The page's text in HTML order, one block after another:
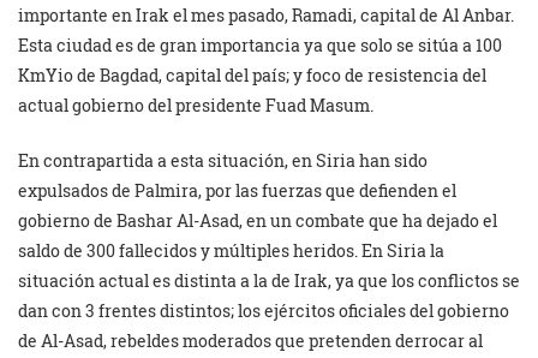
importante en Irak el mes pasado, Ramadi, capital de Al Anbar.
Esta ciudad es de gran importancia ya que solo se sitúa a 100
KmYio de Bagdad, capital del país; y foco de resistencia del
actual gobierno del presidente Fuad Masum.
En contrapartida a esta situación, en Siria han sido
expulsados de Palmira, por las fuerzas que defienden el
gobierno de Bashar Al-Asad, en un combate que ha dejado el
saldo de 300 fallecidos y múltiples heridos. En Siria la
situación actual es distinta a la de Irak, ya que los conflictos se
dan con 3 frentes distintos; los ejércitos oficiales del gobierno
de Al-Asad, rebeldes moderados que pretenden derrocar al